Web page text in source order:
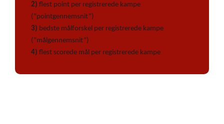
2) flest point per registrerede kampe
(”pointgennemsnit”)
3) bedste målforskel per registrerede kampe
(”målgennemsnit”)
4) flest scorede mål per registrerede kampe